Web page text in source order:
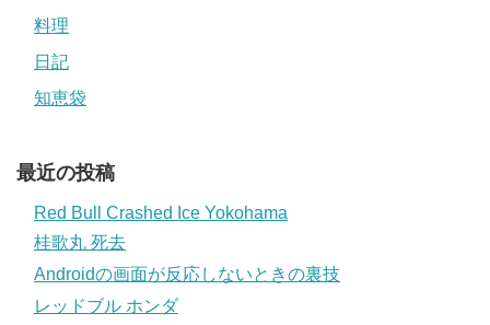
料理
日記
知恵袋
最近の投稿
Red Bull Crashed Ice Yokohama
桂歌丸 死去
Androidの画面が反応しないときの裏技
レッドブル ホンダ